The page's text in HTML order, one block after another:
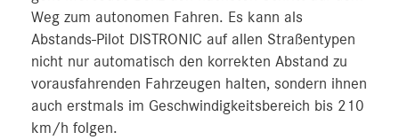
Weg zum autonomen Fahren. Es kann als
Abstands-Pilot DISTRONIC auf allen Straßentypen
nicht nur automatisch den korrekten Abstand zu
vorausfahrenden Fahrzeugen halten, sondern ihnen
auch erstmals im Geschwindigkeitsbereich bis 210
km/h folgen.